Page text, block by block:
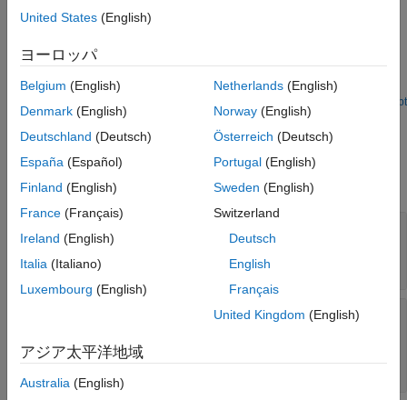
Parameters
Version History
See Also
Examples
Measure OIP2 of Device Under Test
Example for OIP2 Testbench block.
Open Script
Parameters
Parameters
testbench internal configuration block
on (default) | off
Simulate noise (both stimulus and DUT
signal
on (default) | off
United States (English)
ヨーロッパ
Belgium (English)
Denmark (English)
Deutschland (Deutsch)
España (Español)
Finland (English)
France (Français)
Ireland (English)
Italia (Italiano)
Luxembourg (English)
Netherlands(English)
Norway(English)
Österreich (Deutsch)
Portugal(English)
Sweden (English)
Switzerland
Deutsch
English
Français
United Kingdom (English)
アジア太平洋地域
Australia (English)